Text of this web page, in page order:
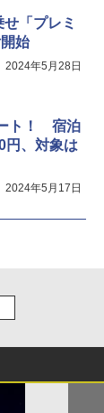
「プレミ
始
2024年5月28日
ト！ 宿泊
円、対象は
2024年5月17日